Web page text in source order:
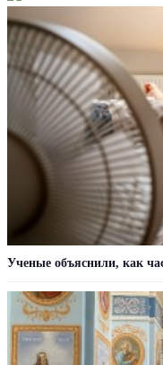
Ученые объяснили, как